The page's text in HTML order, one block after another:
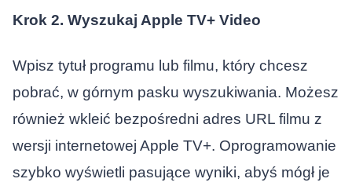
Krok 2. Wyszukaj Apple TV+ Video
Wpisz tytuł programu lub filmu, który chcesz
pobrać, w górnym pasku wyszukiwania. Możesz
również wkleić bezpośredni adres URL filmu z
wersji internetowej Apple TV+. Oprogramowanie
szybko wyświetli pasujące wyniki, abyś mógł je